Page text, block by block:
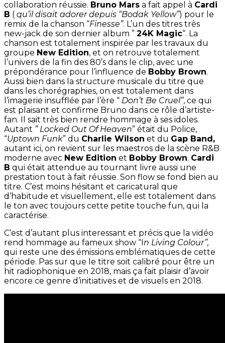
collaboration réussie. Bruno Mars a fait appel à Cardi
B ( qu’il disait adorer depuis “Bodak Yellow”) pour le
remix de la chanson “Finesse”. L’un des titres très
new-jack de son dernier album ” 24K Magic“. La
chanson est totalement inspirée par les travaux du
groupe New Edition, et on retrouve totalement
l’univers de la fin des 80’s dans le clip, avec une
prépondérance pour l’influence de Bobby Brown.
Aussi bien dans la structure musicale du titre que
dans les chorégraphies, on est totalement dans
l’imagerie insufflée par l’ère “ Don’t Be Cruel”, ce qui
est plaisant et confirme Bruno dans ce rôle d’artiste-
fan. Il sait très bien rendre hommage à ses idoles.
Autant ” Locked Out Of Heaven” était du Police,
“Uptown Funk” du Charlie Wilson et du Gap Band,
autant ici, on revient sur les maestros de la scène R&B
moderne avec New Edition et Bobby Brown. Cardi
B qui était attendue au tournant livre aussi une
prestation tout à fait réussie. Son flow se fond bien au
titre. C’est moins hésitant et caricatural que
d’habitude et visuellement, elle est totalement dans
le ton avec toujours cette petite touche fun, qui la
caractérise.
C’est d’autant plus interessant et précis que la vidéo
rend hommage au fameux show “In Living Colour”,
qui reste une des émissions emblématiques de cette
période. Pas sur que le titre soit calibré pour être un
hit radiophonique en 2018, mais ça fait plaisir d’avoir
encore ce genre d’initiatives et de visuels en 2018.